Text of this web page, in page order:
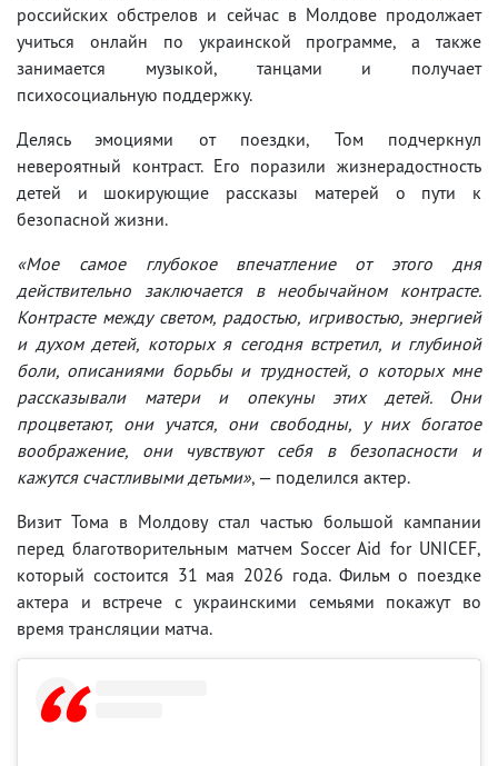
российских обстрелов и сейчас в Молдове продолжает
учиться онлайн по украинской программе, а также
занимается музыкой, танцами и получает
психосоциальную поддержку.
Делясь эмоциями от поездки, Том подчеркнул
невероятный контраст. Его поразили жизнерадостность
детей и шокирующие рассказы матерей о пути к
безопасной жизни.
«Мое самое глубокое впечатление от этого дня
действительно заключается в необычайном контрасте.
Контрасте между светом, радостью, игривостью, энергией
и духом детей, которых я сегодня встретил, и глубиной
боли, описаниями борьбы и трудностей, о которых мне
рассказывали матери и опекуны этих детей. Они
процветают, они учатся, они свободны, у них богатое
воображение, они чувствуют себя в безопасности и
кажутся счастливыми детьми», — поделился актер.
Визит Тома в Молдову стал частью большой кампании
перед благотворительным матчем Soccer Aid for UNICEF,
который состоится 31 мая 2026 года. Фильм о поездке
актера и встрече с украинскими семьями покажут во
время трансляции матча.